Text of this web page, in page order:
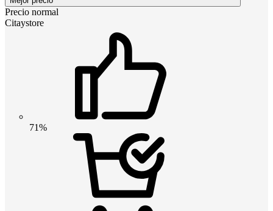
Precio normal
Citaystore
71%